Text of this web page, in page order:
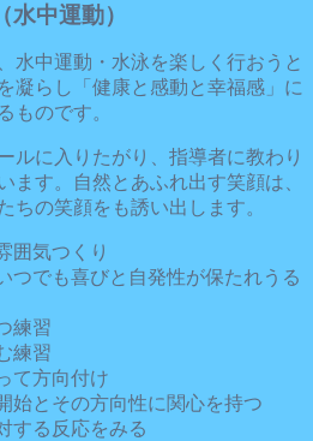
中運動）
水中運動・水泳を楽しく行おうと
凝らし「健康と感動と幸福感」に
ものです。
ルに入りたがり、指導者に教わり
ます。自然とあふれ出す笑顔は、
ちの笑顔をも誘い出します。
囲気つくり
つでも喜びと自発性が保たれうる
練習
練習
て方向付け
始とその方向性に関心を持つ
する反応をみる